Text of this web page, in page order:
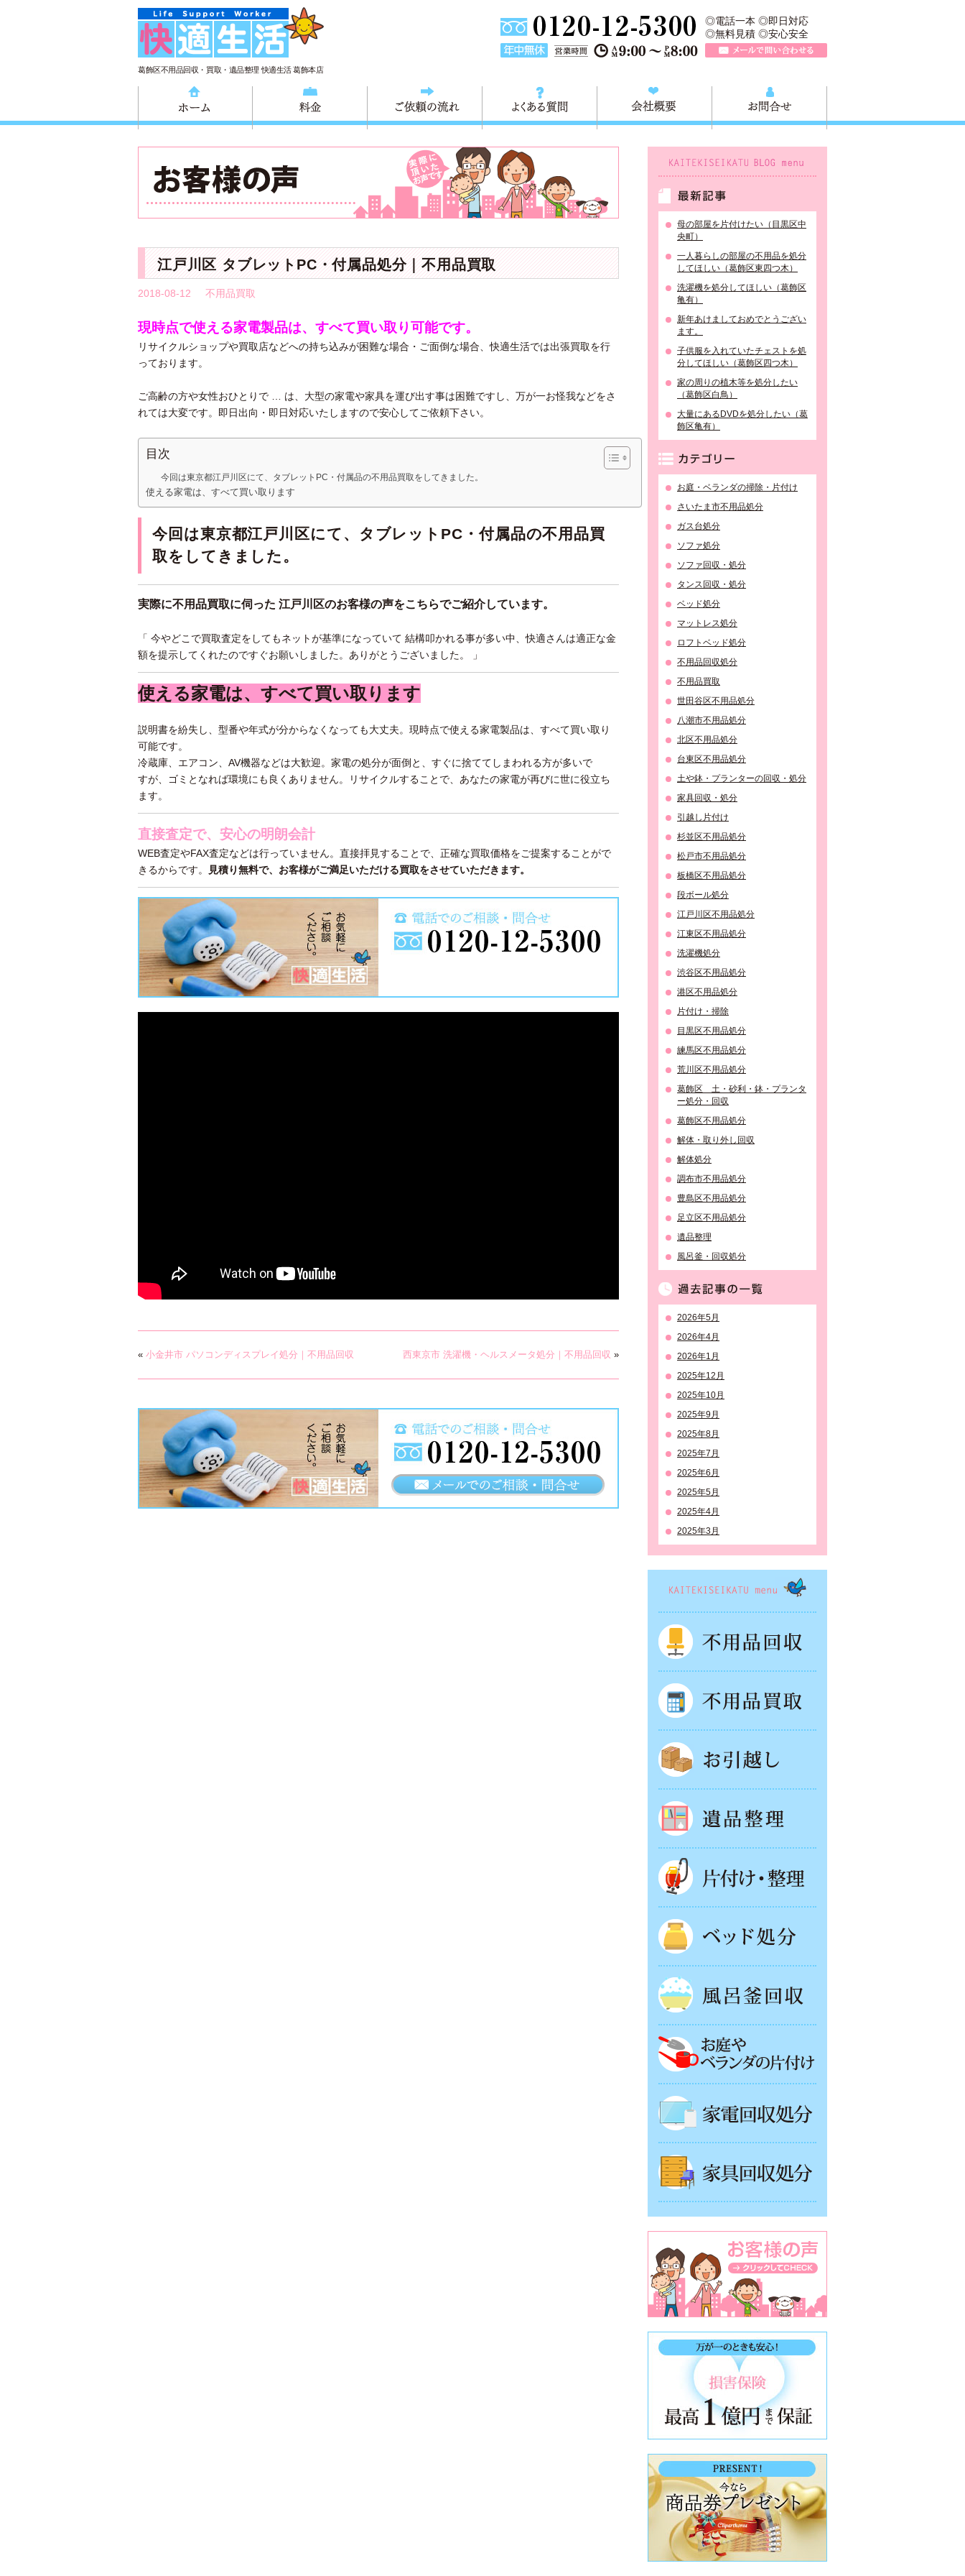
葛飾区不用品回収・買取・遺品整理 快適生活 葛飾本店
TEL 0120-757-161（年中無休）営業時間AM9:00～
◎電話一本 ◎即日対応
◎無料見積 ◎安心安全
ご依頼の流れ よくある質問
江戸川区 タブレットPC・付属品処分｜不用品買取
2018-08-12 不用品買取
現時点で使える家電製品は、すべて買い取り可能です。
リサイクルショップや買取店などへの持ち込みが困難な場合・ご面倒な場合、快適生活では出張買取を行
っております。
ご高齢の方や女性おひとりで … は、大型の家電や家具を運び出す事は困難ですし、万が一お怪我などをさ
れては大変です。即日出向・即日対応いたしますので安心してご依頼下さい。
目次
今回は東京都江戸川区にて、タブレットPC・付属品の不用品買取をしてきました。
使える家電は、すべて買い取ります
今回は東京都江戸川区にて、タブレットPC・付属品の不用品買
取をしてきました。
実際に不用品買取に伺った 江戸川区のお客様の声をこちらでご紹介しています。
「 今やどこで買取査定をしてもネットが基準になっていて 結構叩かれる事が多い中、快適さんは適正な金
額を提示してくれたのですぐお願いしました。ありがとうございました。 」
使える家電は、すべて買い取ります
説明書を紛失し、型番や年式が分からなくなっても大丈夫。現時点で使える家電製品は、すべて買い取り
可能です。
冷蔵庫、エアコン、AV機器などは大歓迎。家電の処分が面倒と、すぐに捨ててしまわれる方が多いで
すが、ゴミとなれば環境にも良くありません。リサイクルすることで、あなたの家電が再びに世に役立ち
ます。
直接査定で、安心の明朗会計
WEB査定やFAX査定などは行っていません。直接拝見することで、正確な買取価格をご提案することがで
きるからです。
見積り無料で、お客様がご満足いただける買取をさせていただきます。
« 小金井市 パソコンディスプレイ処分｜不用品回収 西東京市 洗濯機・ヘルスメータ処分｜不用品回収 »
母の部屋を片付けたい（目黒区中
央町）
一人暮らしの部屋の不用品を処分
してほしい（葛飾区東四つ木）
洗濯機を処分してほしい（葛飾区
亀有）
新年あけましておめでとうござい
ます。
子供服を入れていたチェストを処
分してほしい（葛飾区四つ木）
家の周りの植木等を処分したい
（葛飾区白鳥）
大量にあるDVDを処分したい（葛
飾区亀有）
お庭・ベランダの掃除・片付け
さいたま市不用品処分
ガス台処分
ソファ処分
ソファ回収・処分
タンス回収・処分
ベッド処分
マットレス処分
ロフトベッド処分
不用品回収処分
不用品買取
世田谷区不用品処分
八潮市不用品処分
北区不用品処分
台東区不用品処分
土や鉢・プランターの回収・処分
家具回収・処分
引越し片付け
杉並区不用品処分
松戸市不用品処分
板橋区不用品処分
段ボール処分
江戸川区不用品処分
江東区不用品処分
洗濯機処分
渋谷区不用品処分
港区不用品処分
片付け・掃除
目黒区不用品処分
練馬区不用品処分
荒川区不用品処分
葛飾区 土・砂利・鉢・プランタ
ー処分・回収
葛飾区不用品処分
解体・取り外し回収
解体処分
調布市不用品処分
豊島区不用品処分
足立区不用品処分
遺品整理
風呂釜・回収処分
2026年5月
2026年4月
2026年1月
2025年12月
2025年10月
2025年9月
2025年8月
2025年7月
2025年6月
2025年5月
2025年4月
2025年3月